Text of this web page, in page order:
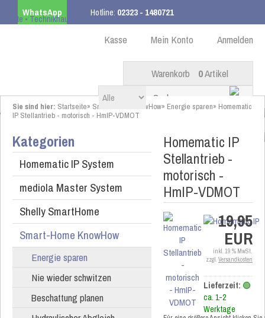
WhatsApp Hotline: 02323 - 1480721
ab 99,00 € innerhalb DE Anmelden
Mein Konto
Kasse
Warenkorb 0Artikel
Sie sind hier: Startseite» Smart-Home KnowHow» Energie sparen» Homematic
IP Stellantrieb - motorisch - HmIP-VDMOT
Kategorien
Homematic IP System
mediola Master System
Shelly SmartHome
Smart-Home KnowHow
Energie sparen
Nie wieder schwitzen
Beschattung planen
Homematic IP
Stellantrieb -
motorisch -
HmIP-VDMOT
19,95
EUR
inkl. 19 % MwSt.
zzgl. Versandkosten
Lieferzeit: 🟢
ca. 1-2
Werktage